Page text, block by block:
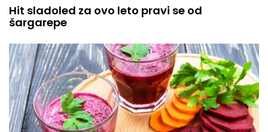
Hit sladoled za ovo leto pravi se od
šargarepe